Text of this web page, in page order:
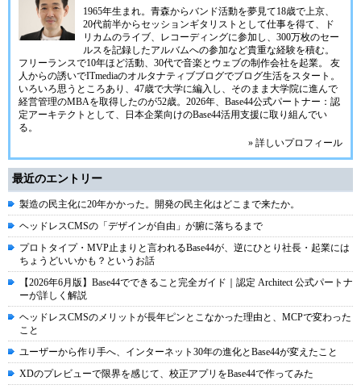
1965年生まれ。青森からバンド活動を夢見て18歳で上京、
20代前半からセッションギタリストとして仕事を得て、ド
リカムのライブ、レコーディングに参加し、300万枚のセー
ルスを記録したアルバムへの参加など貴重な経験を積む。
フリーランスで10年ほど活動、30代で音楽とウェブの制作会社を起業。 友
人からの誘いでITmediaのオルタナティブブログでブログ生活をスタート。
いろいろ思うところあり、47歳で大学に編入し、そのまま大学院に進んで
経営管理のMBAを取得したのが52歳。2026年、Base44公式パートナー：認
定アーキテクトとして、日本企業向けのBase44活用支援に取り組んでい
る。
» 詳しいプロフィール
最近のエントリー
製造の民主化に20年かかった。開発の民主化はどこまで来たか。
ヘッドレスCMSの「デザインが自由」が腑に落ちるまで
プロトタイプ・MVP止まりと言われるBase44が、逆にひとり社長・起業には
ちょうどいいかも？というお話
【2026年6月版】Base44でできること完全ガイド｜認定 Architect 公式パートナ
ーが詳しく解説
ヘッドレスCMSのメリットが長年ピンとこなかった理由と、MCPで変わった
こと
ユーザーから作り手へ、インターネット30年の進化とBase44が変えたこと
XDのプレビューで限界を感じて、校正アプリをBase44で作ってみた